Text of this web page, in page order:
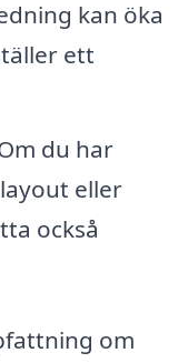
kan öka
ett
du har
eller
också
om